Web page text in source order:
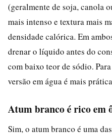
(geralmente de soja, canola
mais intenso e textura mais
densidade calórica. Em
drenar o líquido antes do
com baixo teor de sódio.
versão em água é mais
Atum branco é rico em
Sim, o atum branco é uma